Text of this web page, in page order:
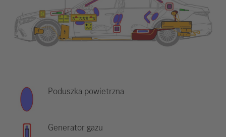
Poduszka powietrzna
Generator gazu